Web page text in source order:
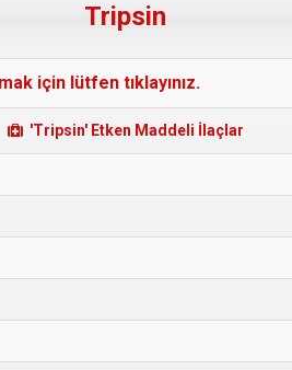
Tripsin
için lütfen tıklayınız.
'Tripsin' Etken Maddeli İlaçlar